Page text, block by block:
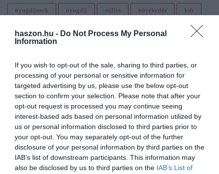
haszon.hu - Do Not Process My Personal
Information
If you wish to opt-out of the sale, sharing to third parties, or
processing of your personal or sensitive information for
targeted advertising by us, please use the below opt-out
section to confirm your selection. Please note that after your
opt-out request is processed you may continue seeing
interest-based ads based on personal information utilized by
us or personal information disclosed to third parties prior to
your opt-out. You may separately opt-out of the further
disclosure of your personal information by third parties on the
IAB’s list of downstream participants. This information may
also be disclosed by us to third parties on the IAB’s List of
nyugdíjasok nyugdíj millió növekedés ksh